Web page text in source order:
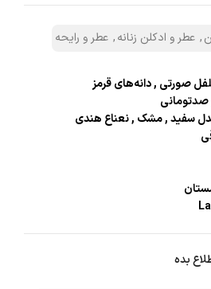
, عطر و ادکلن زنانه, عطر و رایحه
صورتی , دانه‌های قرمز
صدتومانی
سفید , مشک , نعناع هندی
بده